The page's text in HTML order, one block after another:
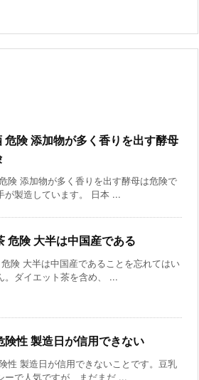
危険 添加物が多く香りを出す酵母
険 添加物が多く香りを出す酵母は危険で
が製造しています。 日本 ...
危険 大半は中国産である
険 大半は中国産であることを忘れてはい
。ダイエット茶を含め、 ...
険性 製造日が信用できない
性 製造日が信用できないことです。豆乳
ーで人気ですが、まだまだ ...